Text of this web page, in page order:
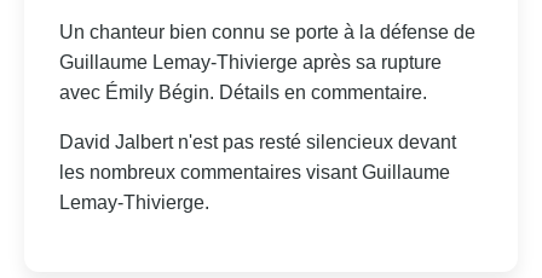
Un chanteur bien connu se porte à la défense de
Guillaume Lemay-Thivierge après sa rupture
avec Émily Bégin. Détails en commentaire.
David Jalbert n'est pas resté silencieux devant
les nombreux commentaires visant Guillaume
Lemay-Thivierge.